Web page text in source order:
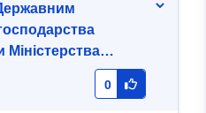
продовольства
0